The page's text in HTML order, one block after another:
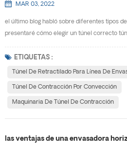
MAR 03, 2022
el último blog habló sobre diferentes tipos
presentaré cómo elegir un túnel correcto
responder algunas preguntas usted mismo.
tener en cuenta al tratar de averiguar qué
ETIQUETAS :
Túnel De Retractilado Para Línea De
Túnel De Contracción Por Convección
Maquinaria De Túnel De Contracción
las ventajas de una envasadora